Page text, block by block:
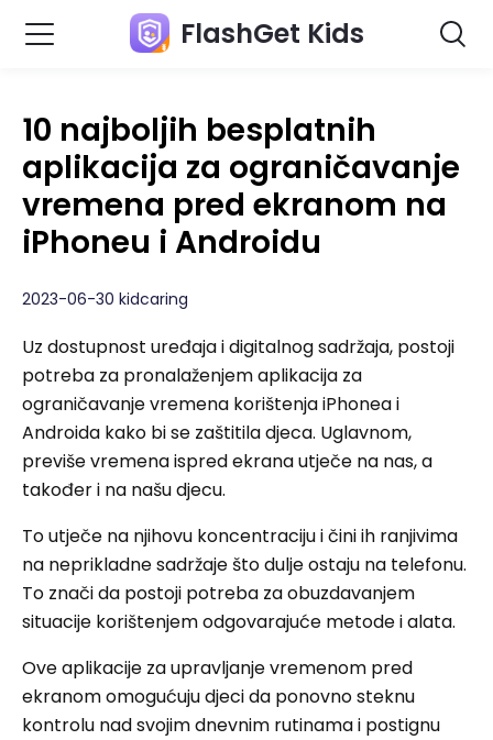
FlashGet Kids
10 najboljih besplatnih
aplikacija za ograničavanje
vremena pred ekranom na
iPhoneu i Androidu
2023-06-30 kidcaring
Uz dostupnost uređaja i digitalnog sadržaja, postoji
potreba za pronalaženjem aplikacija za
ograničavanje vremena korištenja iPhonea i
Androida kako bi se zaštitila djeca. Uglavnom,
previše vremena ispred ekrana utječe na nas, a
također i na našu djecu.
To utječe na njihovu koncentraciju i čini ih ranjivima
na neprikladne sadržaje što dulje ostaju na telefonu.
To znači da postoji potreba za obuzdavanjem
situacije korištenjem odgovarajuće metode i alata.
Ove aplikacije za upravljanje vremenom pred
ekranom omogućuju djeci da ponovno steknu
kontrolu nad svojim dnevnim rutinama i postignu